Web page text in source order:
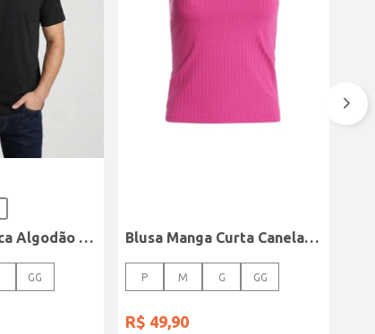
Camiseta Básica Algodão Peruano Elétron Masculina PRETO
GG
Blusa Manga Curta Canelada Autentique Feminina Rosa
P M G GG
R$ 49,90